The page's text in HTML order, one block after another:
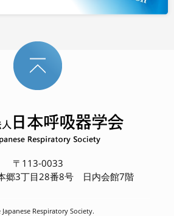
〒113-0033
郷3丁目28番8号 日内会館7階
Respiratory Society.